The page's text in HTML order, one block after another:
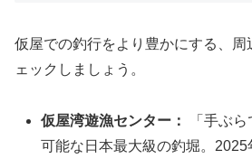
仮屋での釣行をより豊かにする、周
ェックしましょう。
仮屋湾遊漁センター：
「手ぶ
可能な日本最大級の釣堀。